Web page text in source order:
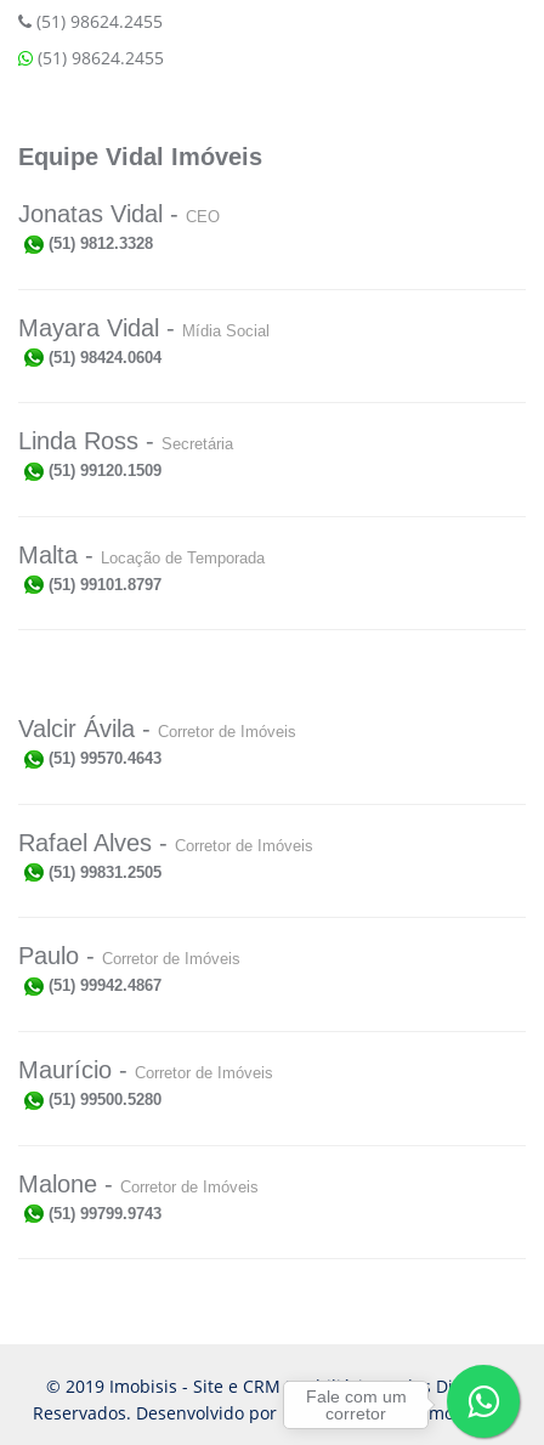
(51) 98624.2455
(51) 98624.2455
Equipe Vidal Imóveis
Jonatas Vidal - CEO
(51) 9812.3328
Mayara Vidal - Mídia Social
(51) 98424.0604
Linda Ross - Secretária
(51) 99120.1509
Malta - Locação de Temporada
(51) 99101.8797
Valcir Ávila - Corretor de Imóveis
(51) 99570.4643
Rafael Alves - Corretor de Imóveis
(51) 99831.2505
Paulo - Corretor de Imóveis
(51) 99942.4867
Maurício - Corretor de Imóveis
(51) 99500.5280
Malone - Corretor de Imóveis
(51) 99799.9743
© 2019 Imobisis - Site e CRM Imobiliário. Todos Direitos
Reservados. Desenvolvido por
Imobisis - Gestor Imobiliário
Fale com um
corretor